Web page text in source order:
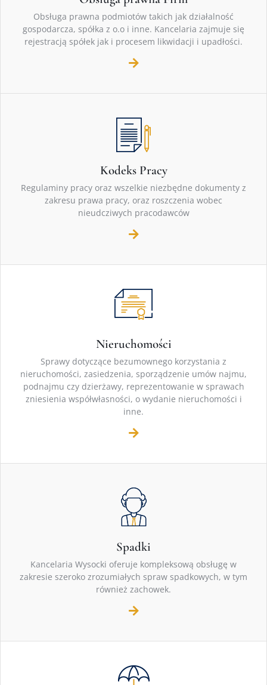
Obsługa prawna podmiotów takich jak działalność
gospodarcza, spółka z o.o i inne. Kancelaria zajmuje się
rejestracją spółek jak i procesem likwidacji i upadłości.
Kodeks Pracy
Regulaminy pracy oraz wszelkie niezbędne dokumenty z
zakresu prawa pracy, oraz roszczenia wobec
nieudcziwych pracodawców
Nieruchomości
Sprawy dotyczące bezumownego korzystania z
nieruchomości, zasiedzenia, sporządzenie umów najmu,
podnajmu czy dzierżawy, reprezentowanie w sprawach
zniesienia współwłasności, o wydanie nieruchomości i
inne.
Spadki
Kancelaria Wysocki oferuje kompleksową obsługę w
zakresie szeroko zrozumiałych spraw spadkowych, w tym
również zachowek.